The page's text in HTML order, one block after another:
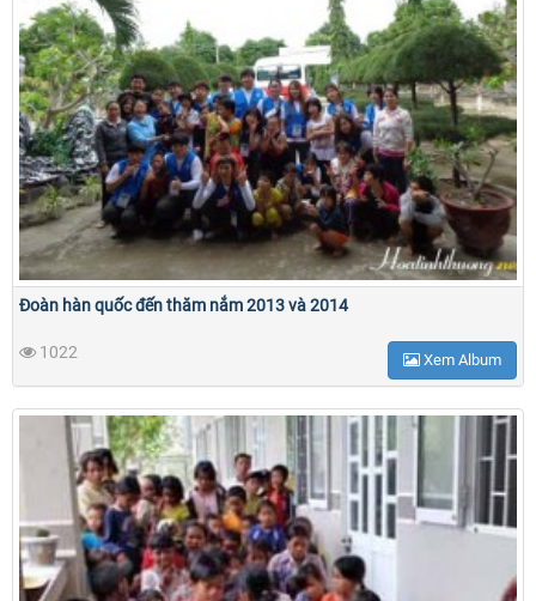
Đoàn hàn quốc đến thăm nắm 2013 và 2014
1022 Xem Album